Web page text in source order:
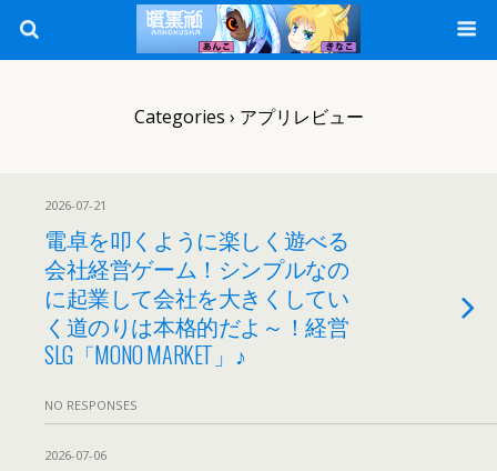
Categories › アプリレビュー
2026-07-21
電卓を叩くように楽しく遊べる
会社経営ゲーム！シンプルなの
に起業して会社を大きくしてい
く道のりは本格的だよ～！経営
SLG「MONO MARKET」♪
NO RESPONSES
2026-07-06